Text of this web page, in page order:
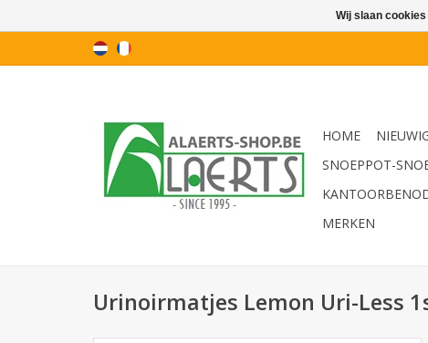
HOME
SNOEPPOT-
MERKEN
Urinoirmatjes Lemon Uri-Less
Wij slaan